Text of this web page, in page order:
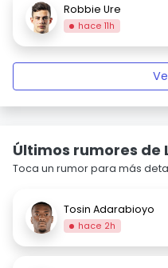
Robbie Ure
hace 11h
Últimos rumores de
Toca un rumor para más
Tosin Adarabioyo
hace 2h